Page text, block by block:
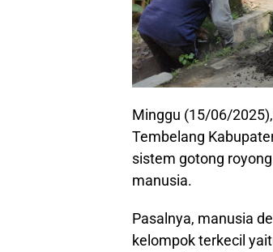
Minggu (15/06/
Tembelang
sistem gotong
manusia.
Pasalnya, manusia
kelompok terkecil